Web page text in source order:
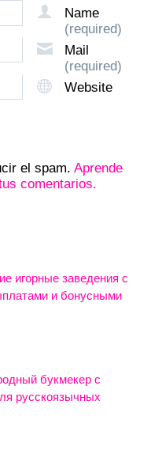
Name
(required)
Mail
(required)
Website
el spam. Aprende
comentarios.
игорные заведения с
и бонусными
букмекер с
русскоязычных